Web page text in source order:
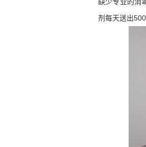
剂每天送出500